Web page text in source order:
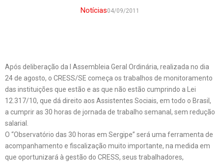
Notícias04/09/2011
Após deliberação da I Assembleia Geral Ordinária, realizada no dia
24 de agosto, o CRESS/SE começa os trabalhos de monitoramento
das instituições que estão e as que não estão cumprindo a Lei
12.317/10, que dá direito aos Assistentes Sociais, em todo o Brasil,
a cumprir as 30 horas de jornada de trabalho semanal, sem redução
salarial.
O “Observatório das 30 horas em Sergipe” será uma ferramenta de
acompanhamento e fiscalização muito importante, na medida em
que oportunizará à gestão do CRESS, seus trabalhadores,